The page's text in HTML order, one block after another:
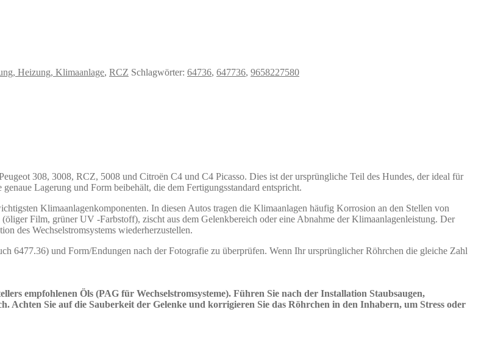
Heizung, Klimaanlage, RCZ Schlagwörter: 64736, 647736, 9658227580
308, 3008, RCZ, 5008 und Citroën C4 und C4 Picasso. Dies ist der ursprüngliche Teil des Hundes, der ideal für
Lagerung und Form beibehält, die dem Fertigungsstandard entspricht.
Klimaanlagenkomponenten. In diesen Autos tragen die Klimaanlagen häufig Korrosion an den Stellen von
Film, grüner UV -Farbstoff), zischt aus dem Gelenkbereich oder eine Abnahme der Klimaanlagenleistung. Der
des Wechselstromsystems wiederherzustellen.
6477.36) und Form/Endungen nach der Fotografie zu überprüfen. Wenn Ihr ursprünglicher Röhrchen die gleiche Zahl
empfohlenen Öls (PAG für Wechselstromsysteme). Führen Sie nach der Installation Staubsaugen,
Achten Sie auf die Sauberkeit der Gelenke und korrigieren Sie das Röhrchen in den Inhabern, um Stress oder